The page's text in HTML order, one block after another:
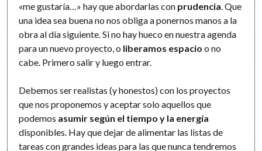
«me gustaría…» hay que abordarlas con prudencia. Que
una idea sea buena no nos obliga a ponernos manos a la
obra al día siguiente. Si no hay hueco en nuestra agenda
para un nuevo proyecto, o liberamos espacio o no
cabe. Primero salir y luego entrar.
Debemos ser realistas (y honestos) con los proyectos
que nos proponemos y aceptar solo aquellos que
podemos asumir según el tiempo y la energía
disponibles. Hay que dejar de alimentar las listas de
tareas con grandes ideas para las que nunca tendremos